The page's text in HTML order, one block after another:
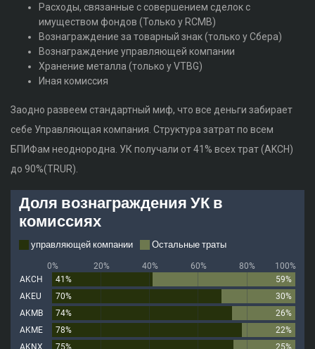
Расходы, связанные с совершением сделок с
имуществом фондов (Только у RCMB)
Вознаграждение за товарный знак (только у Сбера)
Вознаграждение управляющей компании
Хранение металла (только у VTBG)
Иная комиссия
Заодно развеем стандартный миф, что все деньги забирает
себе Управляющая компания. Структура затрат по всем
БПИФам неоднородна. УК получали от 41% всех трат (AKCH)
до 90%(TRUR).